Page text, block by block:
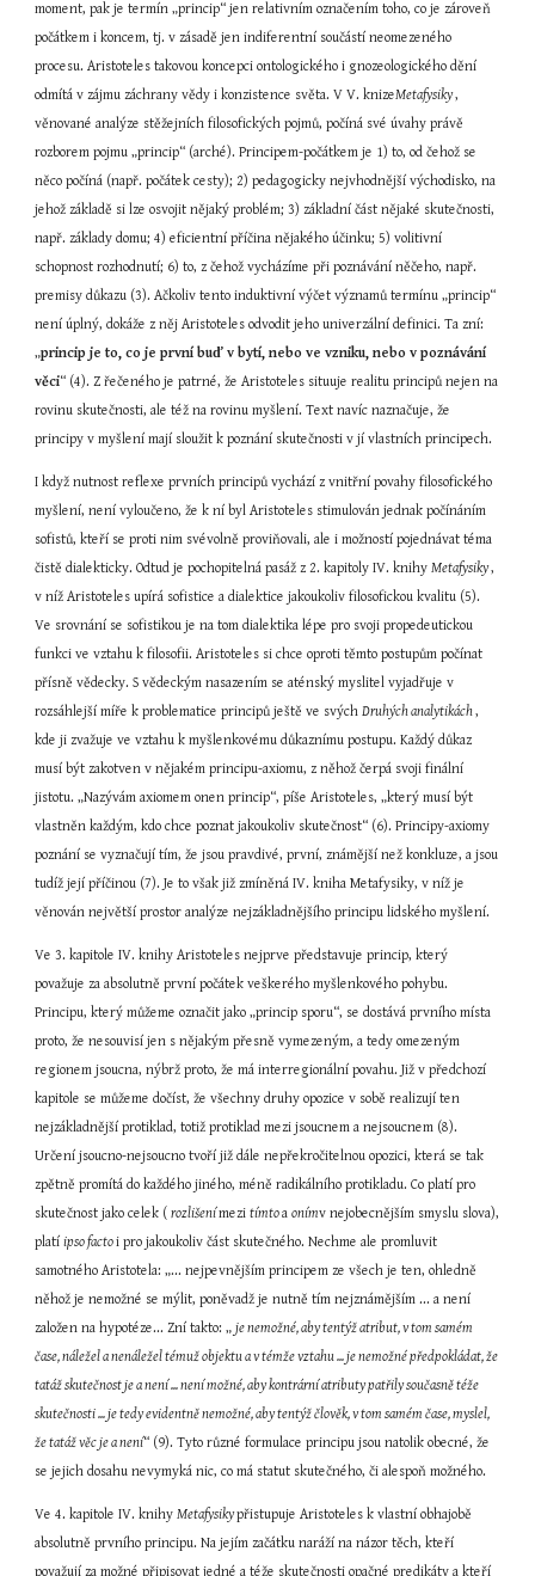
moment, pak je termín „princip“ jen relativním označením toho, co je zároveň
počátkem i koncem, tj. v zásadě jen indiferentní součástí neomezeného
procesu. Aristoteles takovou koncepci ontologického i gnozeologického dění
odmítá v zájmu záchrany vědy i konzistence světa. V V. knizeMetafysiky ,
věnované analýze stěžejních filosofických pojmů, počíná své úvahy právě
rozborem pojmu „princip“ (arché). Principem-počátkem je 1) to, od čehož se
něco počíná (např. počátek cesty); 2) pedagogicky nejvhodnější východisko, na
jehož základě si lze osvojit nějaký problém; 3) základní část nějaké skutečnosti,
např. základy domu; 4) eficientní příčina nějakého účinku; 5) volitivní
schopnost rozhodnutí; 6) to, z čehož vycházíme při poznávání něčeho, např.
premisy důkazu (3). Ačkoliv tento induktivní výčet významů termínu „princip“
není úplný, dokáže z něj Aristoteles odvodit jeho univerzální definici. Ta zní:
„princip je to, co je první buď v bytí, nebo ve vzniku, nebo v poznávání
věci“ (4). Z řečeného je patrné, že Aristoteles situuje realitu principů nejen na
rovinu skutečnosti, ale též na rovinu myšlení. Text navíc naznačuje, že
principy v myšlení mají sloužit k poznání skutečnosti v jí vlastních principech.
I když nutnost reflexe prvních principů vychází z vnitřní povahy filosofického
myšlení, není vyloučeno, že k ní byl Aristoteles stimulován jednak počínáním
sofistů, kteří se proti nim svévolně proviňovali, ale i možností pojednávat téma
čistě dialekticky. Odtud je pochopitelná pasáž z 2. kapitoly IV. knihy Metafysiky ,
v níž Aristoteles upírá sofistice a dialektice jakoukoliv filosofickou kvalitu (5).
Ve srovnání se sofistikou je na tom dialektika lépe pro svoji propedeutickou
funkci ve vztahu k filosofii. Aristoteles si chce oproti těmto postupům počínat
přísně vědecky. S vědeckým nasazením se aténský myslitel vyjadřuje v
rozsáhlejší míře k problematice principů ještě ve svých Druhých analytikách ,
kde ji zvažuje ve vztahu k myšlenkovému důkaznímu postupu. Každý důkaz
musí být zakotven v nějakém principu-axiomu, z něhož čerpá svoji finální
jistotu. „Nazývám axiomem onen princip“, píše Aristoteles, „který musí být
vlastněn každým, kdo chce poznat jakoukoliv skutečnost“ (6). Principy-axiomy
poznání se vyznačují tím, že jsou pravdivé, první, známější než konkluze, a jsou
tudíž její příčinou (7). Je to však již zmíněná IV. kniha Metafysiky, v níž je
věnován největší prostor analýze nejzákladnějšího principu lidského myšlení.
Ve 3. kapitole IV. knihy Aristoteles nejprve představuje princip, který
považuje za absolutně první počátek veškerého myšlenkového pohybu.
Principu, který můžeme označit jako „princip sporu“, se dostává prvního místa
proto, že nesouvisí jen s nějakým přesně vymezeným, a tedy omezeným
regionem jsoucna, nýbrž proto, že má interregionální povahu. Již v předchozí
kapitole se můžeme dočíst, že všechny druhy opozice v sobě realizují ten
nejzákladnější protiklad, totiž protiklad mezi jsoucnem a nejsoucnem (8).
Určení jsoucno-nejsoucno tvoří již dále nepřekročitelnou opozici, která se tak
zpětně promítá do každého jiného, méně radikálního protikladu. Co platí pro
skutečnost jako celek ( rozlišení mezi tímto a onímv nejobecnějším smyslu slova),
platí ipso facto i pro jakoukoliv část skutečného. Nechme ale promluvit
samotného Aristotela: „... nejpevnějším principem ze všech je ten, ohledně
něhož je nemožné se mýlit, poněvadž je nutně tím nejznámějším ... a není
založen na hypotéze... Zní takto: „ je nemožné, aby tentýž atribut, v tom samém
čase, náležel a nenáležel témuž objektu a v témže vztahu ... je nemožné předpokládat, že
tatáž skutečnost je a není ... není možné, aby kontrární atributy patřily současně téže
skutečnosti ... je tedy evidentně nemožné, aby tentýž člověk, v tom samém čase, myslel,
že tatáž věc je a není“ (9). Tyto různé formulace principu jsou natolik obecné, že
se jejich dosahu nevymyká nic, co má statut skutečného, či alespoň možného.
Ve 4. kapitole IV. knihy Metafysiky přistupuje Aristoteles k vlastní obhajobě
absolutně prvního principu. Na jejím začátku naráží na názor těch, kteří
považují za možné připisovat jedné a téže skutečnosti opačné predikáty a kteří